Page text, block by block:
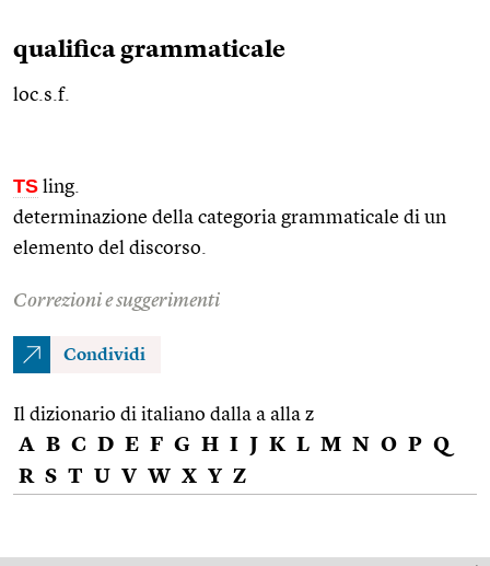
qualifica grammaticale
loc.s.f.
TS ling.
determinazione della categoria grammaticale di un
elemento del discorso.
Correzioni e suggerimenti
Condividi
Il dizionario di italiano dalla a alla z
A B C D E F G H I J K L M N O P Q
R S T U V W X Y Z